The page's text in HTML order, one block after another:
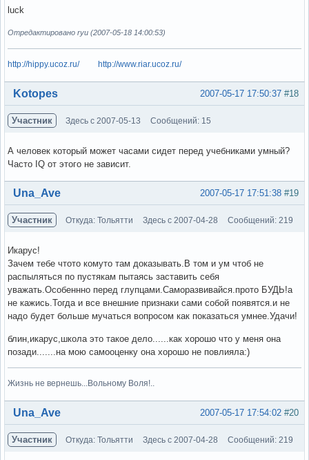
luck
Отредактировано ryu (2007-05-18 14:00:53)
http://hippy.ucoz.ru/ http://www.riar.ucoz.ru/
Вне форума #18
2007-05-17 17:50:37
Kotopes
Участник Здесь с 2007-05-13 Сообщений: 15
А человек который может часами сидет перед учебниками умный?
Часто IQ от этого не зависит.
Вне форума #19
2007-05-17 17:51:38
Una_Ave
Участник Откуда: Тольятти Здесь с 2007-04-28 Сообщений: 219
Икарус!
Зачем тебе чтото комуто там доказывать.В том и ум чтоб не
распыляться по пустякам пытаясь заставить себя
уважать.Особеннно перед глупцами.Саморазвивайся.прото БУДЬ!а
не кажись.Тогда и все внешние признаки сами собой появятся.и не
надо будет больше мучаться вопросом как показаться умнее.Удачи!
блин,икарус,школа это такое дело......как хорошо что у меня она
позади.......на мою самооценку она хорошо не повлияла:)
Жизнь не вернешь...Вольному Воля!..
Вне форума #20
2007-05-17 17:54:02
Una_Ave
Участник Откуда: Тольятти Здесь с 2007-04-28 Сообщений: 219